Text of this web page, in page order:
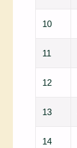
10
11
12
13
14